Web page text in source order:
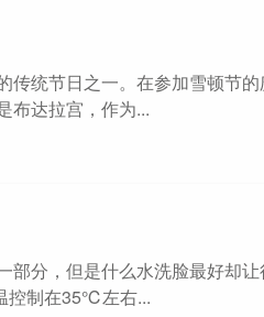
统节日之一。在参加雪顿节的
布达拉宫，作为...
部分，但是什么水洗脸最好却
控制在35℃左右...